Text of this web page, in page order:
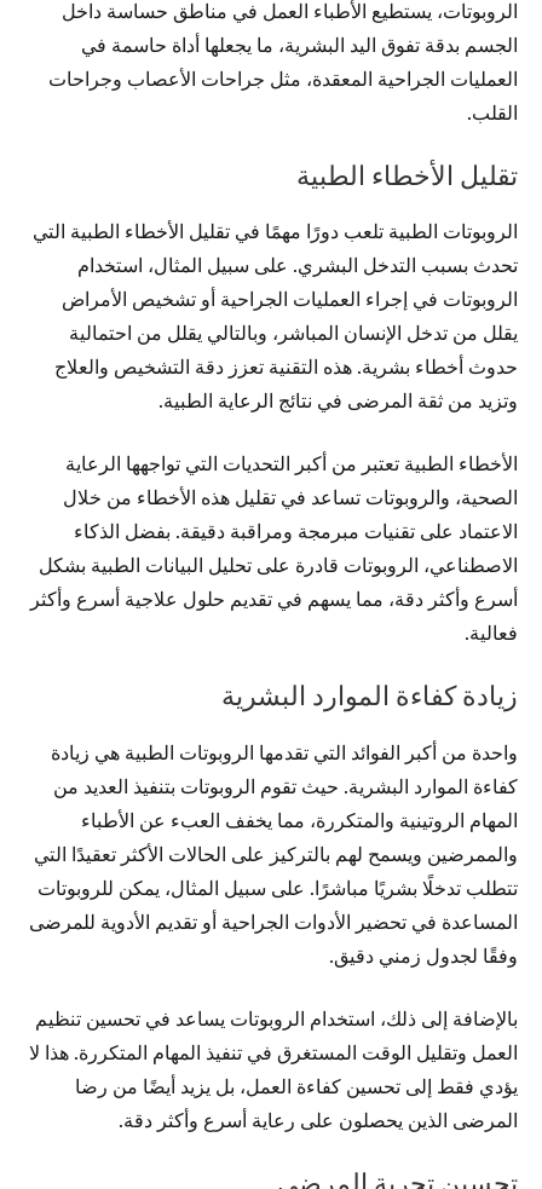
الروبوتات، يستطيع الأطباء العمل في مناطق حساسة داخل
الجسم بدقة تفوق اليد البشرية، ما يجعلها أداة حاسمة في
العمليات الجراحية المعقدة، مثل جراحات الأعصاب وجراحات
القلب.
تقليل الأخطاء الطبية
الروبوتات الطبية تلعب دورًا مهمًا في تقليل الأخطاء الطبية التي
تحدث بسبب التدخل البشري. على سبيل المثال، استخدام
الروبوتات في إجراء العمليات الجراحية أو تشخيص الأمراض
يقلل من تدخل الإنسان المباشر، وبالتالي يقلل من احتمالية
حدوث أخطاء بشرية. هذه التقنية تعزز دقة التشخيص والعلاج
وتزيد من ثقة المرضى في نتائج الرعاية الطبية.
الأخطاء الطبية تعتبر من أكبر التحديات التي تواجهها الرعاية
الصحية، والروبوتات تساعد في تقليل هذه الأخطاء من خلال
الاعتماد على تقنيات مبرمجة ومراقبة دقيقة. بفضل الذكاء
الاصطناعي، الروبوتات قادرة على تحليل البيانات الطبية بشكل
أسرع وأكثر دقة، مما يسهم في تقديم حلول علاجية أسرع وأكثر
فعالية.
زيادة كفاءة الموارد البشرية
واحدة من أكبر الفوائد التي تقدمها الروبوتات الطبية هي زيادة
كفاءة الموارد البشرية. حيث تقوم الروبوتات بتنفيذ العديد من
المهام الروتينية والمتكررة، مما يخفف العبء عن الأطباء
والممرضين ويسمح لهم بالتركيز على الحالات الأكثر تعقيدًا التي
تتطلب تدخلًا بشريًا مباشرًا. على سبيل المثال، يمكن للروبوتات
المساعدة في تحضير الأدوات الجراحية أو تقديم الأدوية للمرضى
وفقًا لجدول زمني دقيق.
بالإضافة إلى ذلك، استخدام الروبوتات يساعد في تحسين تنظيم
العمل وتقليل الوقت المستغرق في تنفيذ المهام المتكررة. هذا لا
يؤدي فقط إلى تحسين كفاءة العمل، بل يزيد أيضًا من رضا
المرضى الذين يحصلون على رعاية أسرع وأكثر دقة.